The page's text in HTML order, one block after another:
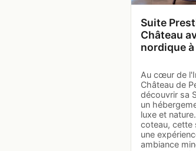
Suite
Château
nordique
Au cœur de
Château de
découvrir sa
un
luxe et
coteau, cette
une
ambiance